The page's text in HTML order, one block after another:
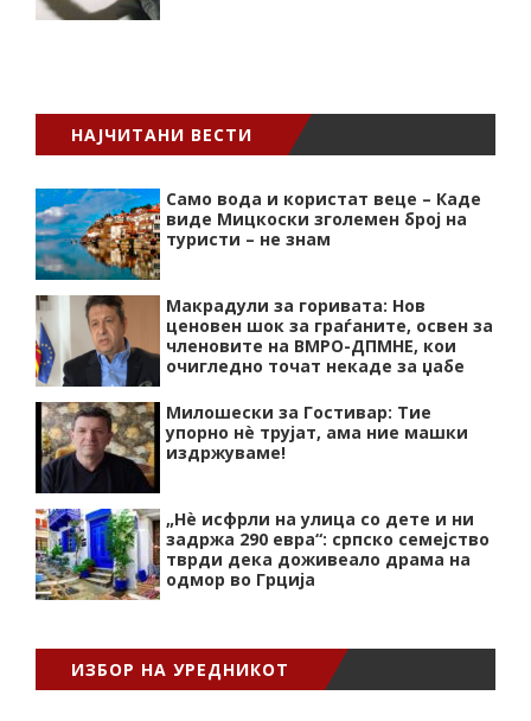
НАЈЧИТАНИ ВЕСТИ
Само вода и користат веце – Каде
виде Мицкоски зголемен број на
туристи – не знам
Макрадули за горивата: Нов
ценовен шок за граѓаните, освен за
членовите на ВМРО-ДПМНЕ, кои
очигледно точат некаде за џабе
Милошески за Гостивар: Тие
упорно нѐ трујат, ама ние машки
издржуваме!
„Нѐ исфрли на улица со дете и ни
задржа 290 евра“: српско семејство
тврди дека доживеало драма на
одмор во Грција
ИЗБОР НА УРЕДНИКОТ